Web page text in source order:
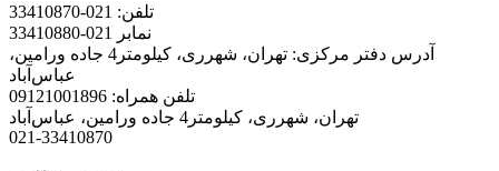
تلفن: 021-33410870
نمابر
021-33410880
آدرس دفتر مرکزی:
تهران، شهرری، کیلومتر4 جاده ورامین،
عباس‌آباد
تلفن همراه: 09121001896
تهران، شهرری، کیلومتر4 جاده ورامین، عباس‌آباد
021-33410870